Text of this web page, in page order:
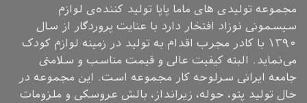
مجموعه تولیدی های ماما پاپا تولید کننده‌ی لوازم
سیسمونی نوزاد افتخار دارد با عنایت پروردگار از سال
۱۳۹۰ با کادر مجرب اقدام به تولید در زمینه لوازم کودک
می‌نماید. البته کیفیت عالی و قیمت مناسب و سلامتی
جامعه ایرانی سرلوحه کار مجموعه است. این مجموعه در
حال تولید پتو، حوله، زیرانداز، بالش عروسکی و ملزومات